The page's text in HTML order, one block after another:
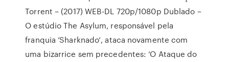
Torrent – (2017) WEB-DL 720p/1080p Dublado –
O estúdio The Asylum, responsável pela
franquia ‘Sharknado‘, ataca novamente com
uma bizarrice sem precedentes: ‘O Ataque do